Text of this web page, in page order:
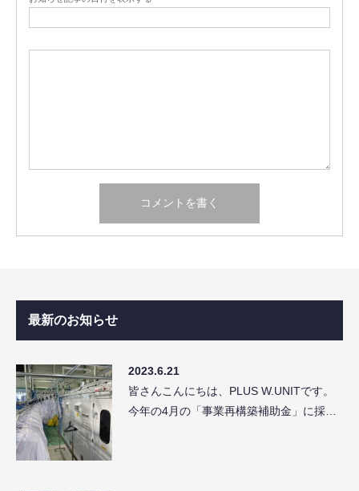
最新のお知らせ
2023.6.21
皆さんこんにちは、PLUS W.UNITです。
今年の4月の「事業再構築補助金」に採…